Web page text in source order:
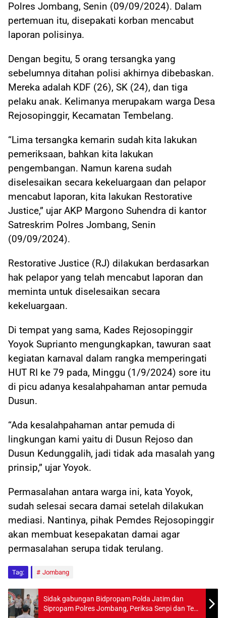
Polres Jombang, Senin (09/09/2024). Dalam
pertemuan itu, disepakati korban mencabut
laporan polisinya.
Dengan begitu, 5 orang tersangka yang
sebelumnya ditahan polisi akhirnya dibebaskan.
Mereka adalah KDF (26), SK (24), dan tiga
pelaku anak. Kelimanya merupakam warga Desa
Rejosopinggir, Kecamatan Tembelang.
“Lima tersangka kemarin sudah kita lakukan
pemeriksaan, bahkan kita lakukan
pengembangan. Namun karena sudah
diselesaikan secara kekeluargaan dan pelapor
mencabut laporan, kita lakukan Restorative
Justice,” ujar AKP Margono Suhendra di kantor
Satreskrim Polres Jombang, Senin
(09/09/2024).
Restorative Justice (RJ) dilakukan berdasarkan
hak pelapor yang telah mencabut laporan dan
meminta untuk diselesaikan secara
kekeluargaan.
Di tempat yang sama, Kades Rejosopinggir
Yoyok Suprianto mengungkapkan, tawuran saat
kegiatan karnaval dalam rangka memperingati
HUT RI ke 79 pada, Minggu (1/9/2024) sore itu
di picu adanya kesalahpahaman antar pemuda
Dusun.
“Ada kesalahpahaman antar pemuda di
lingkungan kami yaitu di Dusun Rejoso dan
Dusun Kedunggalih, jadi tidak ada masalah yang
prinsip,” ujar Yoyok.
Permasalahan antara warga ini, kata Yoyok,
sudah selesai secara damai setelah dilakukan
mediasi. Nantinya, pihak Pemdes Rejosopinggir
akan membuat kesepakatan damai agar
permasalahan serupa tidak terulang.
Tag: Jombang
Sidak gabungan Bidpropam Polda Jatim dan
Sipropam Polres Jombang, Periksa Senpi dan Tes